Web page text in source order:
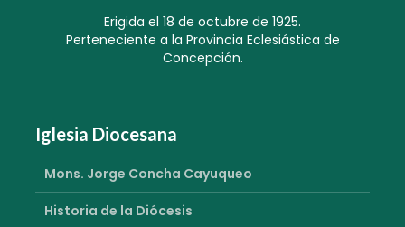
Erigida el 18 de octubre de 1925.
Perteneciente a la Provincia Eclesiástica de
Concepción.
Iglesia Diocesana
Mons. Jorge Concha Cayuqueo
Historia de la Diócesis